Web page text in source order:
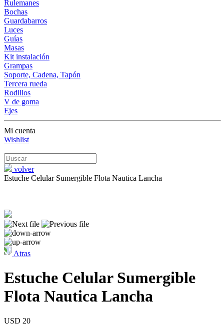
Rulemanes
Bochas
Guardabarros
Luces
Guías
Masas
Kit instalación
Grampas
Soporte, Cadena, Tapón
Tercera rueda
Rodillos
V de goma
Ejes
Mi cuenta
Wishlist
volver
Estuche Celular Sumergible Flota Nautica Lancha
Atras
Estuche Celular Sumergible
Flota Nautica Lancha
USD 20